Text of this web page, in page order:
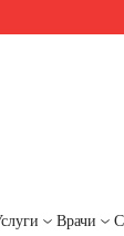
Врачи
введение